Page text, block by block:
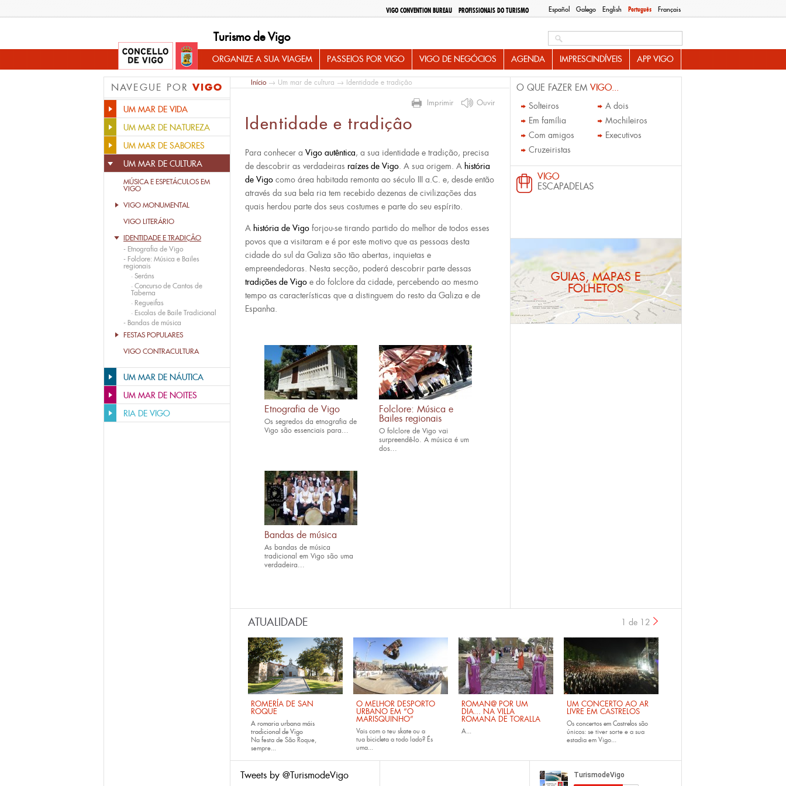
Español Galego English Português Français
VIGO CONVENTION BUREAU PROFISSIONAIS DO TURISMO
Turismo de Vigo
ORGANIZE A SUA VIAGEM PASSEIOS POR VIGO VIGO DE NEGÓCIOS AGENDA IMPRESCINDÍVEIS APP VIGO
NAVEGUE POR VIGO
UM MAR DE VIDA
UM MAR DE NATUREZA
UM MAR DE SABORES
UM MAR DE CULTURA
MÚSICA E ESPETÁCULOS EM
VIGO
VIGO MONUMENTAL
VIGO LITERÁRIO
IDENTIDADE E TRADIÇÂO
- Etnografia de Vigo
- Folclore: Música e Bailes
regionais
· Seráns
· Concurso de Cantos de
Taberna
· Regueifas
· Escolas de Baile Tradicional
- Bandas de música
FESTAS POPULARES
VIGO CONTRACULTURA
UM MAR DE NÁUTICA
UM MAR DE NOITES
RIA DE VIGO
Início→ Um mar de cultura → Identidade e tradiçâo
Imprimir Ouvir
Identidade e tradiçâo
Para conhecer a Vigo autêntica, a sua identidade e tradição, precisa
de descobrir as verdadeiras raízes de Vigo. A sua origem. A história
de Vigo como área habitada remonta ao século III a.C. e, desde então
através da sua bela ria tem recebido dezenas de civilizações das
quais herdou parte dos seus costumes e parte do seu espírito.
A história de Vigo forjou-se tirando partido do melhor de todos esses
povos que a visitaram e é por este motivo que as pessoas desta
cidade do sul da Galiza são tão abertas, inquietas e
empreendedoras. Nesta secção, poderá descobrir parte dessas
tradições de Vigo e do folclore da cidade, percebendo ao mesmo
tempo as características que a distinguem do resto da Galiza e de
Espanha.
Etnografia de Vigo
Os segredos da etnografia de
Vigo são essenciais para...
Folclore: Música e
Bailes regionais
O folclore de Vigo vai
surpreendê-lo. A música é um
dos...
Bandas de música
As bandas de música
tradicional em Vigo são uma
verdadeira...
O QUE FAZER EM VIGO...
Solteiros
A dois
Em família
Mochileiros
Com amigos
Executivos
Cruzeiristas
VIGO
ESCAPADELAS
GUIAS, MAPAS E
FOLHETOS
ATUALIDADE
ROMERÍA DE SAN
ROQUE
A romaria urbana máis
tradicional de Vigo
Na festa de São Roque,
sempre...
O MELHOR DESPORTO
URBANO EM “O
MARISQUINHO”
Vais com o teu skateou a
tua bicicleta a todo lado? És
uma...
ROMAN@ POR UM
DIA... NA VILLA
ROMANA DE TORALLA
A...
UM CONCERTO AO AR
LIVRE EM CASTRELOS
Os concertos em Castrelos são
únicos: se tiver sorte e a sua
estadia em Vigo...
1 de 12
Tweets by @TurismodeVigo